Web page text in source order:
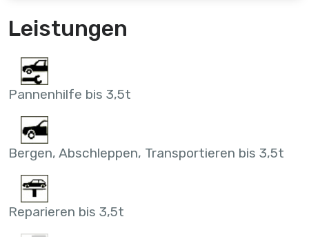
Leistungen
Pannenhilfe bis 3,5t
Bergen, Abschleppen, Transportieren bis 3,5t
Reparieren bis 3,5t